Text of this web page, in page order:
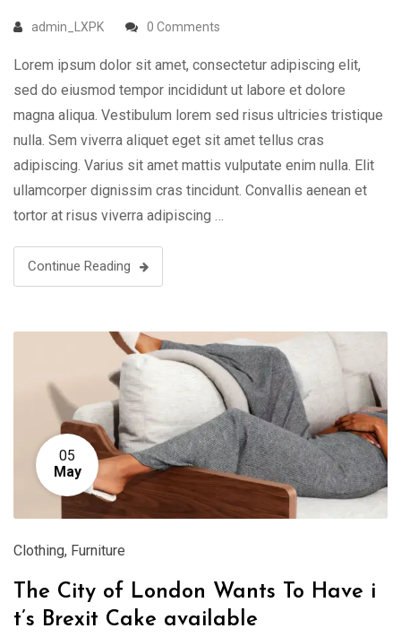
admin_LXPK 0 Comments
Lorem ipsum dolor sit amet, consectetur adipiscing elit,
sed do eiusmod tempor incididunt ut labore et dolore
magna aliqua. Vestibulum lorem sed risus ultricies tristique
nulla. Sem viverra aliquet eget sit amet tellus cras
adipiscing. Varius sit amet mattis vulputate enim nulla. Elit
ullamcorper dignissim cras tincidunt. Convallis aenean et
tortor at risus viverra adipiscing …
Continue Reading
05
May
Clothing, Furniture
The City of London Wants To Have i
t’s Brexit Cake available